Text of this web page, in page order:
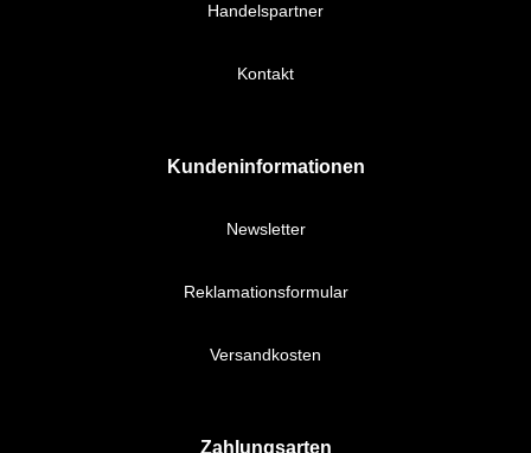
Handelspartner
Kontakt
Kundeninformationen
Newsletter
Reklamationsformular
Versandkosten
Zahlungsarten